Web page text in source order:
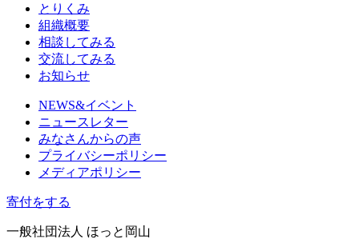
とりくみ
組織概要
相談してみる
交流してみる
お知らせ
NEWS&イベント
ニュースレター
みなさんからの声
プライバシーポリシー
メディアポリシー
寄付をする
一般社団法人 ほっと岡山